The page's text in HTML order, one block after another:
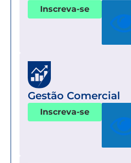
Inscreva-se
Gestão Comercial
Inscreva-se